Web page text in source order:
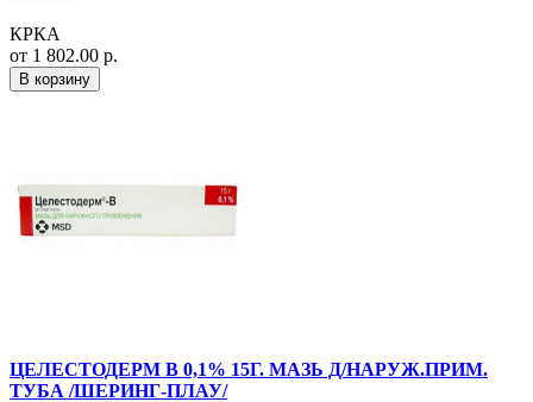
КРКА
от 1 802.00 р.
В корзину
ЦЕЛЕСТОДЕРМ В 0,1% 15Г. МАЗЬ Д/НАРУЖ.ПРИМ.
ТУБА /ШЕРИНГ-ПЛАУ/